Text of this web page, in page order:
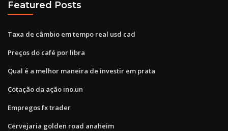
Featured Posts
Taxa de câmbio em tempo real usd cad
Preços do café por libra
Qual é a melhor maneira de investir em prata
Cotação da ação ino.un
Empregos fx trader
Cervejaria golden road anaheim